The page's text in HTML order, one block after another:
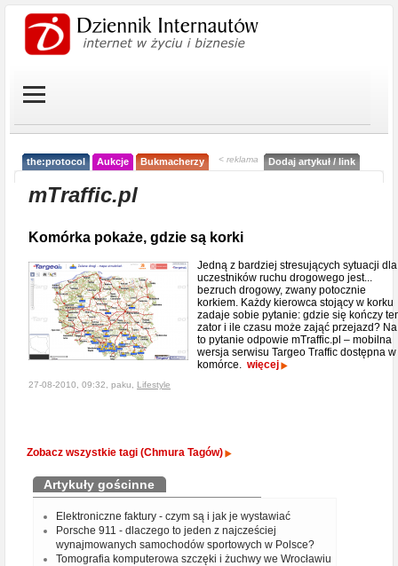
the:protocol Aukcje Bukmacherzy < reklama Dodaj artykuł / link
mTraffic.pl
Komórka pokaże, gdzie są korki
Jedną z bardziej stresujących sytuacji dla
uczestników ruchu drogowego jest...
bezruch drogowy, zwany potocznie
korkiem. Każdy kierowca stojący w korku
zadaje sobie pytanie: gdzie się kończy
zator i ile czasu może zająć przejazd? Na
to pytanie odpowie mTraffic.pl – mobilna
wersja serwisu Targeo Traffic dostępna w
komórce. więcej
27-08-2010, 09:32, paku, Lifestyle
Zobacz wszystkie tagi (Chmura Tagów)
Artykuły gościnne
Elektroniczne faktury - czym są i jak je wystawiać
Porsche 911 - dlaczego to jeden z najcześciej
wynajmowanych samochodów sportowych w Polsce?
Tomografia komputerowa szczęki i żuchwy we Wrocławiu